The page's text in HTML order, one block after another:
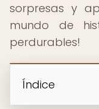
sorpresas y
mundo de
perdurables!
Índice